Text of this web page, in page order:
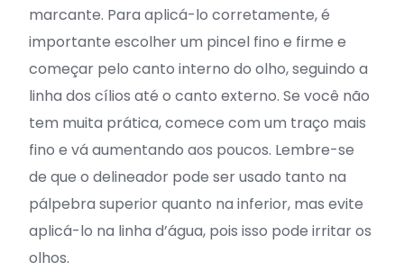
marcante. Para aplicá-lo corretamente, é
importante escolher um pincel fino e firme e
começar pelo canto interno do olho, seguindo a
linha dos cílios até o canto externo. Se você não
tem muita prática, comece com um traço mais
fino e vá aumentando aos poucos. Lembre-se
de que o delineador pode ser usado tanto na
pálpebra superior quanto na inferior, mas evite
aplicá-lo na linha d’água, pois isso pode irritar os
olhos.